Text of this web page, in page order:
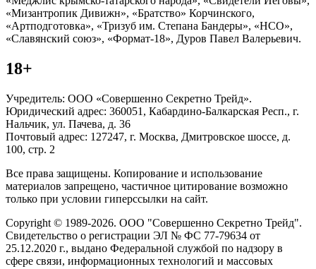
«Мизантропик Дивижн», «Братство» Корчинского,
«Артподготовка», «Тризуб им. Степана Бандеры», «НСО»,
«Славянский союз», «Формат-18», Дуров Павел Валерьевич.
18+
Учредитель: ООО «Совершенно Секретно Трейд».
Юридический адрес: 360051, Кабардино-Балкарская Респ., г.
Нальчик, ул. Пачева, д. 36
Почтовый адрес: 127247, г. Москва, Дмитровское шоссе, д.
100, стр. 2
Все права защищены. Копирование и использование
материалов запрещено, частичное цитирование возможно
только при условии гиперссылки на сайт.
Copyright © 1989-2026. ООО "Совершенно Секретно Трейд".
Свидетельство о регистрации ЭЛ № ФС 77-79634 от
25.12.2020 г., выдано Федеральной службой по надзору в
сфере связи, информационных технологий и массовых